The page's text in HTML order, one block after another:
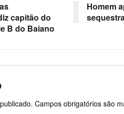
capitão do
B do Baiano
Homem
Campos obrigatórios são